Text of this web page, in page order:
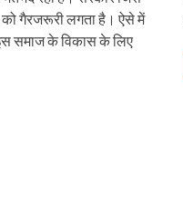
गैरजरूरी लगता है। ऐसे में
समाज के विकास के लिए